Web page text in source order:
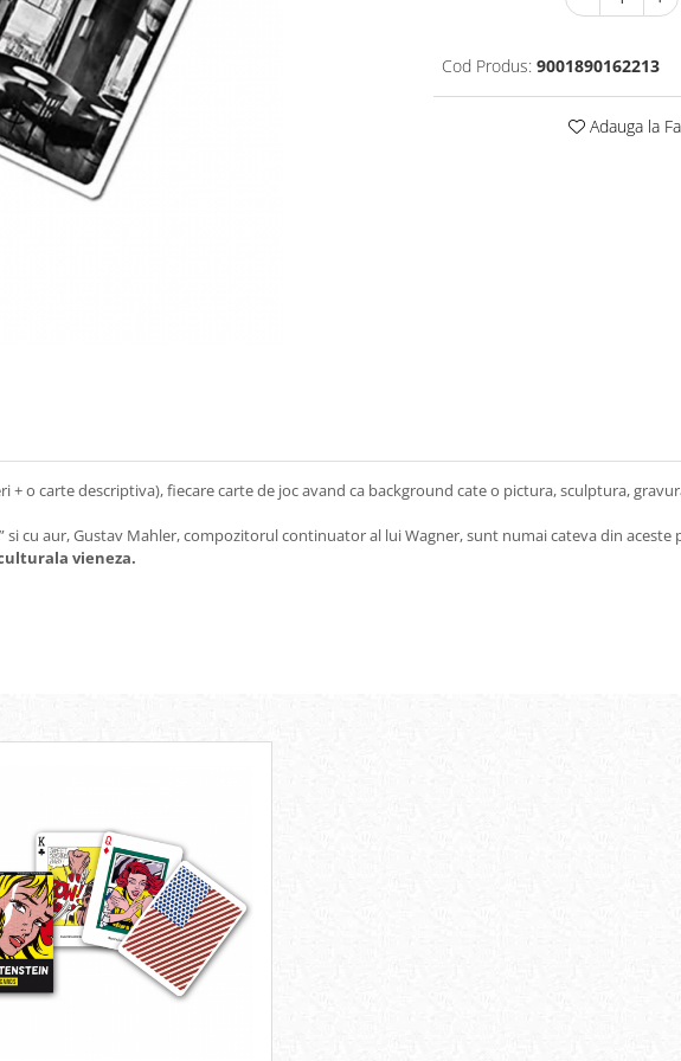
Cod Produs: 9001890162213
Adauga la
+ o carte descriptiva), fiecare carte de joc avand ca background cate o pictura, sculptura,
cu aur, Gustav Mahler, compozitorul continuator al lui Wagner, sunt numai cateva din aceste
vieneza.